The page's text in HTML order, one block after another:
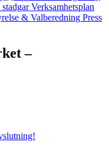
Verksamhetsplan
& Valberedning Press
–